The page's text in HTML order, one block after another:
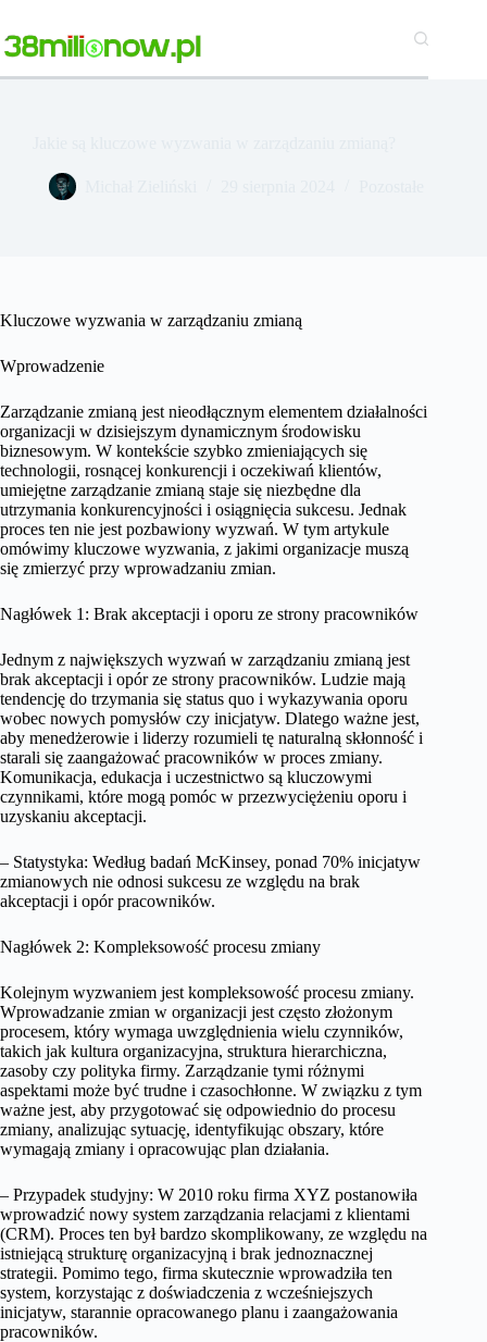
treści
Kluczowe wyzwania w zarządzaniu zmianą
Wprowadzenie
Zarządzanie zmianą jest nieodłącznym elementem działalności
organizacji w dzisiejszym dynamicznym środowisku
biznesowym. W kontekście szybko zmieniających się
technologii, rosnącej konkurencji i oczekiwań klientów,
umiejętne zarządzanie zmianą staje się niezbędne dla
utrzymania konkurencyjności i osiągnięcia sukcesu. Jednak
proces ten nie jest pozbawiony wyzwań. W tym artykule
omówimy kluczowe wyzwania, z jakimi organizacje muszą
się zmierzyć przy wprowadzaniu zmian.
Nagłówek 1: Brak akceptacji i oporu ze strony pracowników
Jednym z największych wyzwań w zarządzaniu zmianą jest
brak akceptacji i opór ze strony pracowników. Ludzie mają
tendencję do trzymania się status quo i wykazywania oporu
wobec nowych pomysłów czy inicjatyw. Dlatego ważne jest,
aby menedżerowie i liderzy rozumieli tę naturalną skłonność i
starali się zaangażować pracowników w proces zmiany.
Komunikacja, edukacja i uczestnictwo są kluczowymi
czynnikami, które mogą pomóc w przezwyciężeniu oporu i
uzyskaniu akceptacji.
– Statystyka: Według badań McKinsey, ponad 70% inicjatyw
zmianowych nie odnosi sukcesu ze względu na brak
akceptacji i opór pracowników.
Nagłówek 2: Kompleksowość procesu zmiany
Kolejnym wyzwaniem jest kompleksowość procesu zmiany.
Wprowadzanie zmian w organizacji jest często złożonym
procesem, który wymaga uwzględnienia wielu czynników,
takich jak kultura organizacyjna, struktura hierarchiczna,
zasoby czy polityka firmy. Zarządzanie tymi różnymi
aspektami może być trudne i czasochłonne. W związku z tym
ważne jest, aby przygotować się odpowiednio do procesu
zmiany, analizując sytuację, identyfikując obszary, które
wymagają zmiany i opracowując plan działania.
– Przypadek studyjny: W 2010 roku firma XYZ postanowiła
wprowadzić nowy system zarządzania relacjami z klientami
(CRM). Proces ten był bardzo skomplikowany, ze względu na
istniejącą strukturę organizacyjną i brak jednoznacznej
strategii. Pomimo tego, firma skutecznie wprowadziła ten
system, korzystając z doświadczenia z wcześniejszych
inicjatyw, starannie opracowanego planu i zaangażowania
pracowników.